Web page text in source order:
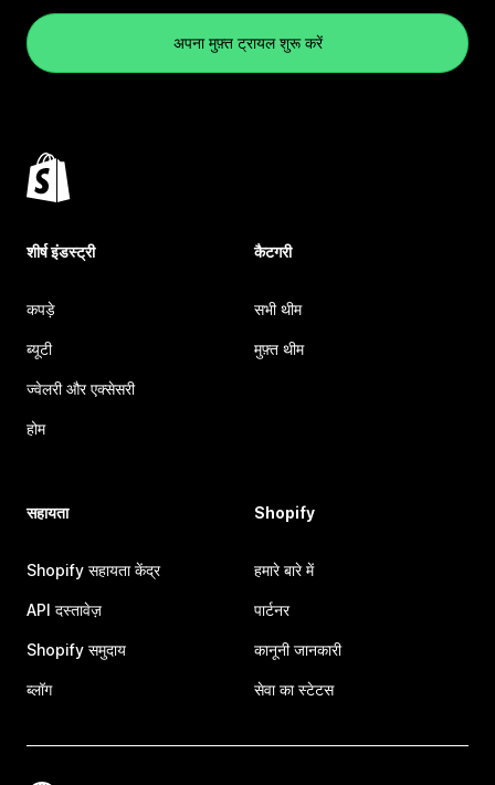
अपना मुफ़्त ट्रायल शुरू करें
शीर्ष इंडस्ट्री
कपड़े
ब्यूटी
ज्वेलरी और एक्सेसरी
होम
कैटगरी
सभी थीम
मुफ़्त थीम
सहायता
Shopify सहायता केंद्र
API दस्तावेज़
Shopify समुदाय
ब्लॉग
Shopify
हमारे बारे में
पार्टनर
कानूनी जानकारी
सेवा का स्टेटस